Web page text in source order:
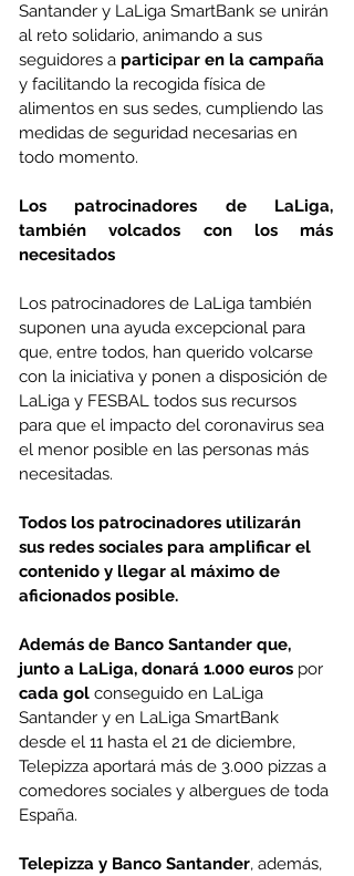
Santander y LaLiga SmartBank se unirán
al reto solidario, animando a sus
seguidores a participar en la campaña
y facilitando la recogida física de
alimentos en sus sedes, cumpliendo las
medidas de seguridad necesarias en
todo momento.
Los patrocinadores de LaLiga,
también volcados con los más
necesitados
Los patrocinadores de LaLiga también
suponen una ayuda excepcional para
que, entre todos, han querido volcarse
con la iniciativa y ponen a disposición de
LaLiga y FESBAL todos sus recursos
para que el impacto del coronavirus sea
el menor posible en las personas más
necesitadas.
Todos los patrocinadores utilizarán
sus redes sociales para amplificar el
contenido y llegar al máximo de
aficionados posible.
Además de Banco Santander que,
junto a LaLiga, donará 1.000 euros por
cada gol conseguido en LaLiga
Santander y en LaLiga SmartBank
desde el 11 hasta el 21 de diciembre,
Telepizza aportará más de 3.000 pizzas a
comedores sociales y albergues de toda
España.
Telepizza y Banco Santander, además,